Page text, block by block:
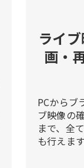
ライ
画・
PCからブ
ブ映像の
まで、全
も行えます